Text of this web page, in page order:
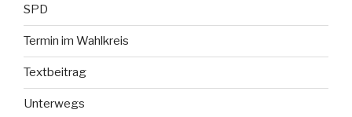
SPD
Termin im Wahlkreis
Textbeitrag
Unterwegs